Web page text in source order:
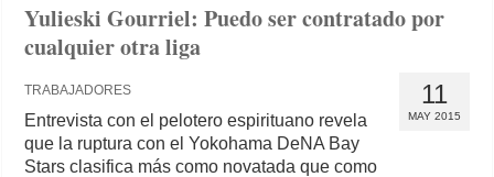
Yulieski Gourriel: Puedo ser contratado por
cualquier otra liga
11
MAY 2015
TRABAJADORES
Entrevista con el pelotero espirituano revela
que la ruptura con el Yokohama DeNA Bay
Stars clasifica más como novatada que como